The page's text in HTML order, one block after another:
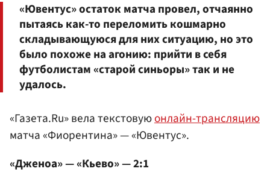
«Ювентус» остаток матча провел, отчаянно
пытаясь как-то переломить кошмарно
складывающуюся для них ситуацию, но это
было похоже на агонию: прийти в себя
футболистам «старой синьоры» так и не
удалось.
«Газета.Ru» вела текстовуюонлайн-трансляцию
матча «Фиорентина» — «Ювентус».
«Дженоа» — «Кьево» — 2:1